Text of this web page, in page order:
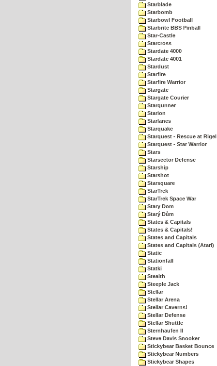
Starblade
Starbomb
Starbowl Football
Starbrite BBS Pinball
Star-Castle
Starcross
Stardate 4000
Stardate 4001
Stardust
Starfire
Starfire Warrior
Stargate
Stargate Courier
Stargunner
Starion
Starlanes
Starquake
Starquest - Rescue at Rigel
Starquest - Star Warrior
Stars
Starsector Defense
Starship
Starshot
Starsquare
StarTrek
StarTrek Space War
Stary Dom
Starý Dům
States & Capitals
States & Capitals!
States and Capitals
States and Capitals (Atari)
Static
Stationfall
Statki
Stealth
Steeple Jack
Stellar
Stellar Arena
Stellar Caverns!
Stellar Defense
Stellar Shuttle
Sternhaufen II
Steve Davis Snooker
Stickybear Basket Bounce
Stickybear Numbers
Stickybear Shapes